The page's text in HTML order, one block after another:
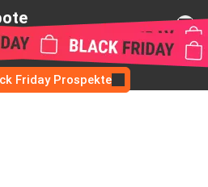
Friday Prospekte